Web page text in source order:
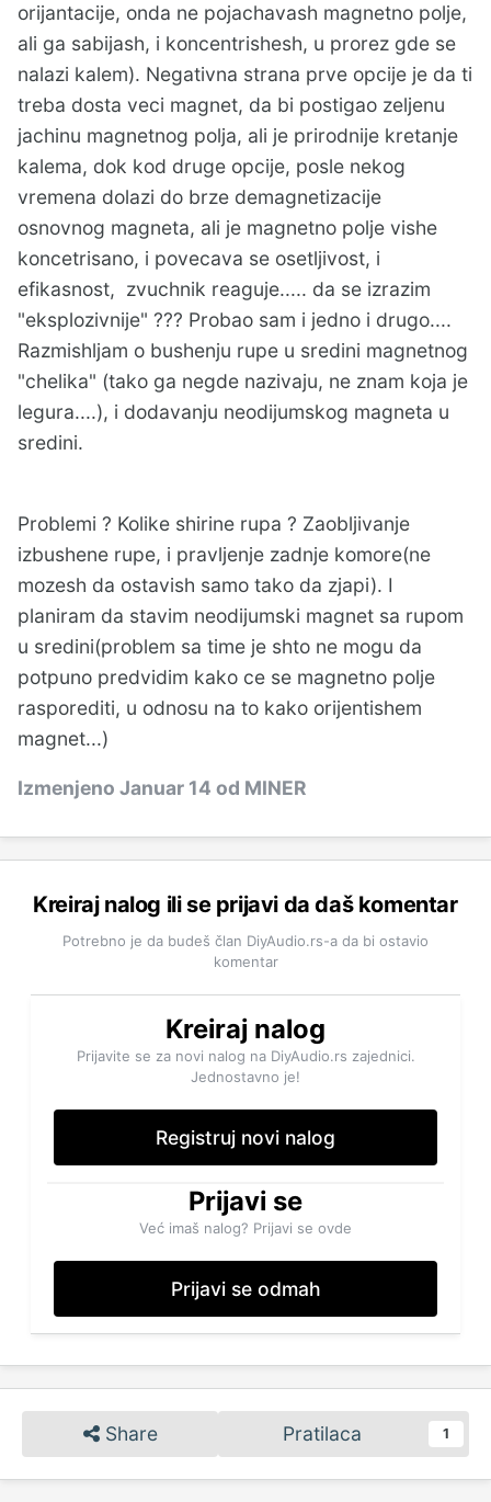
orijantacije, onda ne pojachavash magnetno polje,
ali ga sabijash, i koncentrishesh, u prorez gde se
nalazi kalem). Negativna strana prve opcije je da ti
treba dosta veci magnet, da bi postigao zeljenu
jachinu magnetnog polja, ali je prirodnije kretanje
kalema, dok kod druge opcije, posle nekog
vremena dolazi do brze demagnetizacije
osnovnog magneta, ali je magnetno polje vishe
koncetrisano, i povecava se osetljivost, i
efikasnost, zvuchnik reaguje..... da se izrazim
"eksplozivnije" ??? Probao sam i jedno i drugo....
Razmishljam o bushenju rupe u sredini magnetnog
"chelika" (tako ga negde nazivaju, ne znam koja je
legura....), i dodavanju neodijumskog magneta u
sredini.
Problemi ? Kolike shirine rupa ? Zaobljivanje
izbushene rupe, i pravljenje zadnje komore(ne
mozesh da ostavish samo tako da zjapi). I
planiram da stavim neodijumski magnet sa rupom
u sredini(problem sa time je shto ne mogu da
potpuno predvidim kako ce se magnetno polje
rasporediti, u odnosu na to kako orijentishem
magnet...)
Izmenjeno Januar 14 od MINER
Kreiraj nalog ili se prijavi da daš komentar
Potrebno je da budeš član DiyAudio.rs-a da bi ostavio
komentar
Kreiraj nalog
Prijavite se za novi nalog na DiyAudio.rs zajednici.
Jednostavno je!
Registruj novi nalog
Prijavi se
Već imaš nalog? Prijavi se ovde
Prijavi se odmah
Share Pratilaca 1